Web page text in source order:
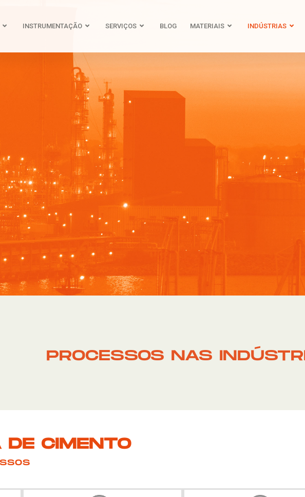
INSTRUMENTAÇÃO SERVIÇOS BLOG MATERIAIS INDÚSTRIAS
PROCESSOS NAS
DE CIMENTO